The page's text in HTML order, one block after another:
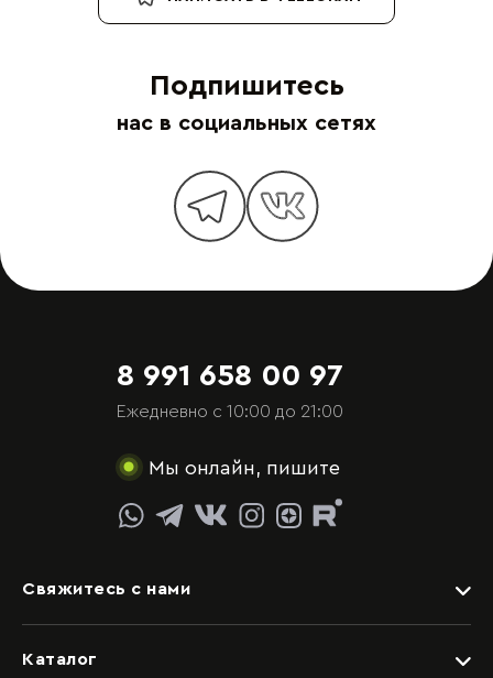
Подпишитесь
нас в социальных сетях
8 991 658 00 97
Ежедневно с 10:00 до 21:00
Мы онлайн, пишите
Каталог
Свяжитесь с нами
Задать вопрос
Видеоконсультация со специалистом